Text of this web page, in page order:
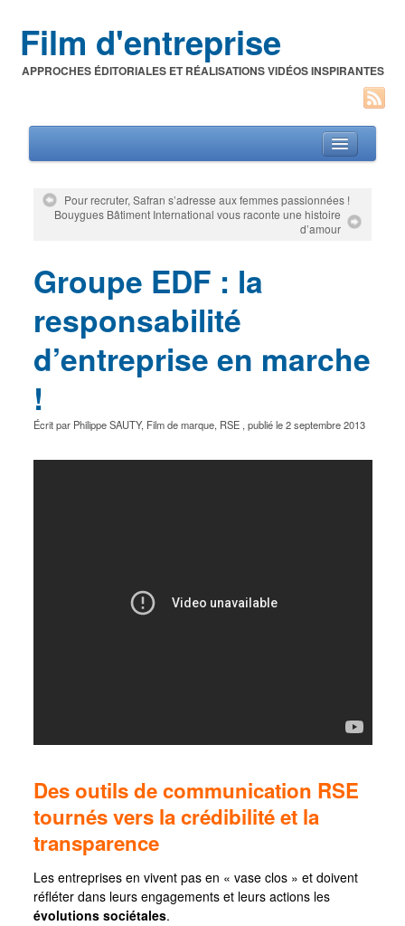
Film d'entreprise
APPROCHES ÉDITORIALES ET RÉALISATIONS VIDÉOS INSPIRANTES
Festivals du film corporate
Pour recruter, Safran s’adresse aux femmes passionnées !
Bouygues Bâtiment International vous raconte une histoire
d’amour
Groupe EDF : la
responsabilité
d’entreprise en marche
!
Écrit par Philippe SAUTY, Film de marque, RSE, publié le2 septembre 2013
Des outils de communication RSE
tournés vers la crédibilité et la
transparence
Les entreprises en vivent pas en « vase clos » et doivent
réfléter dans leurs engagements et leurs actions les
évolutions sociétales.